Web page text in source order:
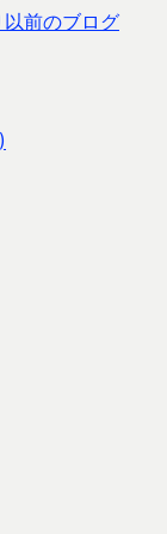
以前のブログ